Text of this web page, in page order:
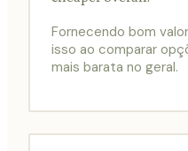
Fornecendo bom
isso ao comparar
mais barata no geral.